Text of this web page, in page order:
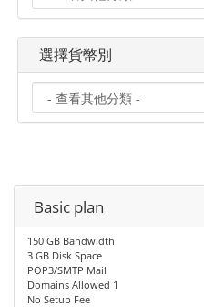
選擇貨幣別
Basic plan
150 GB Bandwidth
3 GB Disk Space
POP3/SMTP Mail
Domains Allowed 1
No Setup Fee